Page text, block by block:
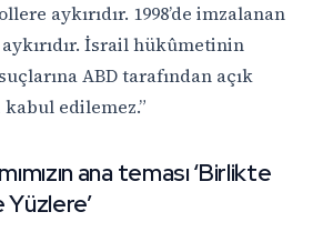
aykırıdır. 1998’de imzalanan
İsrail hükûmetinin
ABD tarafından açık
edilemez.”
ana teması ‘Birlikte
Yüzlere’